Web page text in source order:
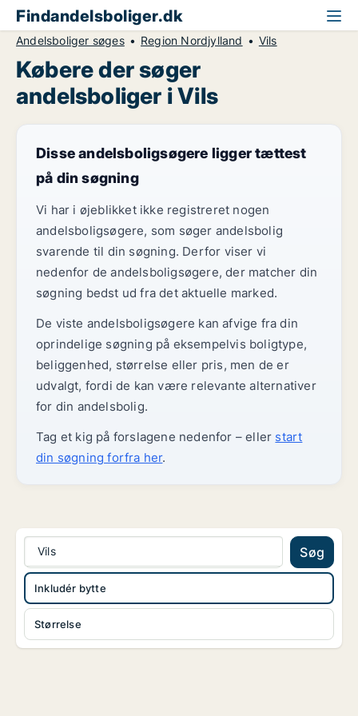
Findandelsboliger.dk
Andelsboliger søges Region Nordjylland Vils
Købere der søger
andelsboliger i Vils
Disse andelsboligsøgere ligger tættest
på din søgning
Vi har i øjeblikket ikke registreret nogen
andelsboligsøgere, som søger andelsbolig
svarende til din søgning. Derfor viser vi
nedenfor de andelsboligsøgere, der matcher din
søgning bedst ud fra det aktuelle marked.
De viste andelsboligsøgere kan afvige fra din
oprindelige søgning på eksempelvis boligtype,
beliggenhed, størrelse eller pris, men de er
udvalgt, fordi de kan være relevante alternativer
for din andelsbolig.
Tag et kig på forslagene nedenfor – eller start
din søgning forfra her.
Vils Søg
Størrelse
Inkludér bytte